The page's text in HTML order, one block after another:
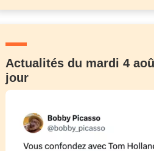
Actualités du mardi 4
jour